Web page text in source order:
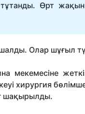
Өрт жақын
Олар шұғыл
мекемесіне
хирургия
шақырылды.